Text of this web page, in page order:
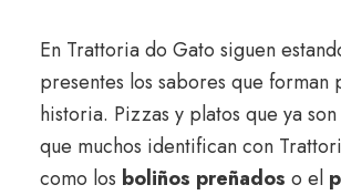
En Trattoria do Gato siguen
presentes los sabores que forman
historia. Pizzas y platos que ya
que muchos identifican con
como los boliños preñados o el